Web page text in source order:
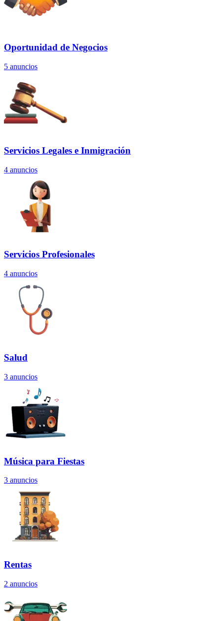
Oportunidad de Negocios
5 anuncios
Servicios Legales e Inmigración
4 anuncios
Servicios Profesionales
4 anuncios
Salud
3 anuncios
Música para Fiestas
3 anuncios
Rentas
2 anuncios